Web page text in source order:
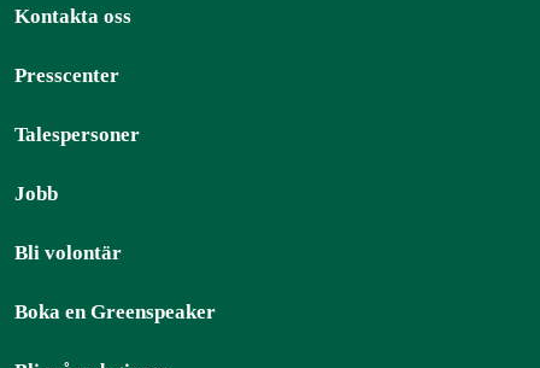
Kontakta oss
Presscenter
Talespersoner
Jobb
Bli volontär
Boka en Greenspeaker